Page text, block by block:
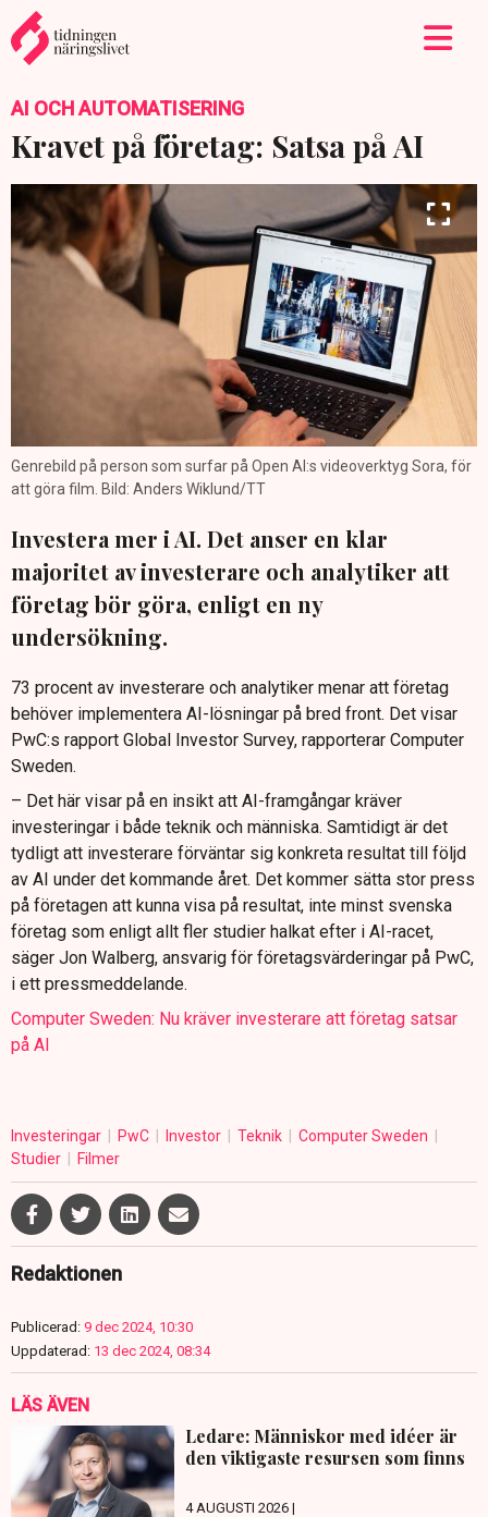
AI OCH AUTOMATISERING
Kravet på företag: Satsa på AI
Genrebild på person som surfar på Open AI:s videoverktyg Sora, för
att göra film. Bild: Anders Wiklund/TT
Investera mer i AI. Det anser en klar
majoritet av investerare och analytiker att
företag bör göra, enligt en ny
undersökning.
73 procent av investerare och analytiker menar att företag
behöver implementera AI-lösningar på bred front. Det visar
PwC:s rapport Global Investor Survey, rapporterar Computer
Sweden.
– Det här visar på en insikt att AI-framgångar kräver
investeringar i både teknik och människa. Samtidigt är det
tydligt att investerare förväntar sig konkreta resultat till följd
av AI under det kommande året. Det kommer sätta stor press
på företagen att kunna visa på resultat, inte minst svenska
företag som enligt allt fler studier halkat efter i AI-racet,
säger Jon Walberg, ansvarig för företagsvärderingar på PwC,
i ett pressmeddelande.
Computer Sweden: Nu kräver investerare att företag satsar
på AI
Investeringar PwC Investor Teknik
Computer Sweden
Studier
Filmer
Redaktionen
Publicerad: 9 dec 2024, 10:30
Uppdaterad: 13 dec 2024, 08:34
LÄS ÄVEN
Ledare: Människor med idéer är
den viktigaste resursen som finns
4 AUGUSTI 2026 |